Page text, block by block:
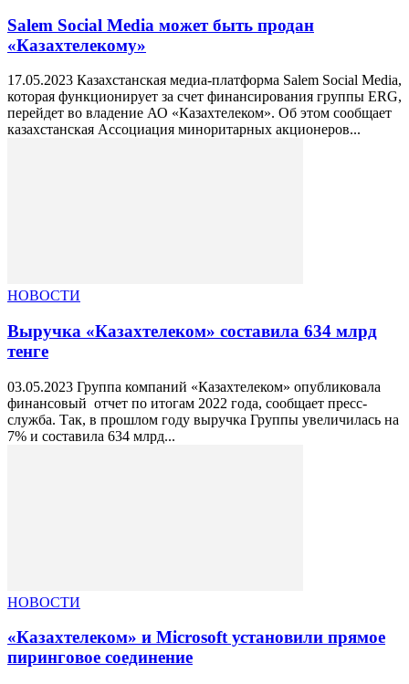
Salem Social Media может быть продан
«Казахтелекому»
17.05.2023 Казахстанская медиа-платформа Salem Social Media,
которая функционирует за счет финансирования группы ERG,
перейдет во владение АО «Казахтелеком». Об этом сообщает
казахстанская Ассоциация миноритарных акционеров...
НОВОСТИ
Выручка «Казахтелеком» составила 634 млрд
тенге
03.05.2023 Группа компаний «Казахтелеком» опубликовала
финансовый отчет по итогам 2022 года, сообщает пресс-
служба. Так, в прошлом году выручка Группы увеличилась на
7% и составила 634 млрд...
НОВОСТИ
«Казахтелеком» и Microsoft установили прямое
пиринговое соединение